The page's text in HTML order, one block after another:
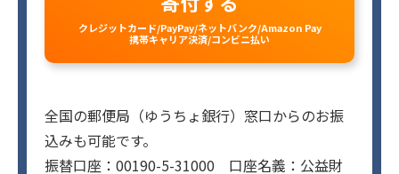
クレジットカード/PayPay/ネットバンク/Amazon Pay
携帯キャリア決済/コンビニ払い
全国の郵便局（ゆうちょ銀行）窓口からのお振
込みも可能です。
振替口座：00190-5-31000 口座名義：公益財